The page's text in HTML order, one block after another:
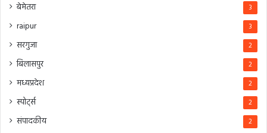
बेमेतरा 3
raipur 3
सरगुजा 2
बिलासपुर 2
मध्यप्रदेश 2
स्पोर्ट्स 2
संपादकीय 2